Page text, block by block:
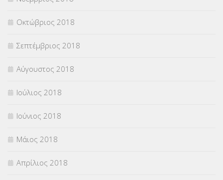
Οκτώβριος 2018
Σεπτέμβριος 2018
Αύγουστος 2018
Ιούλιος 2018
Ιούνιος 2018
Μάιος 2018
Απρίλιος 2018